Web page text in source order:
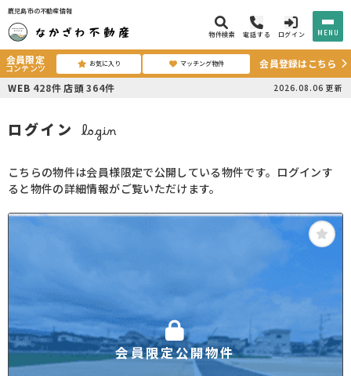
鹿児島市の不動産情報
物件検索 電話する ログイン MENU
会員限定
コンテンツ お気に入り マッチング物件
会員登録はこちら
WEB 428件 店頭364件 2026.08.06 更新
ログイン login
こちらの物件は会員様限定で公開している物件です。ログインす
ると物件の詳細情報がご覧いただけます。
会員限定公開物件